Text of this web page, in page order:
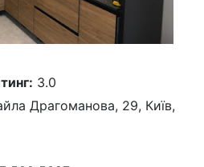
3.0
Драгоманова, 29, Київ,